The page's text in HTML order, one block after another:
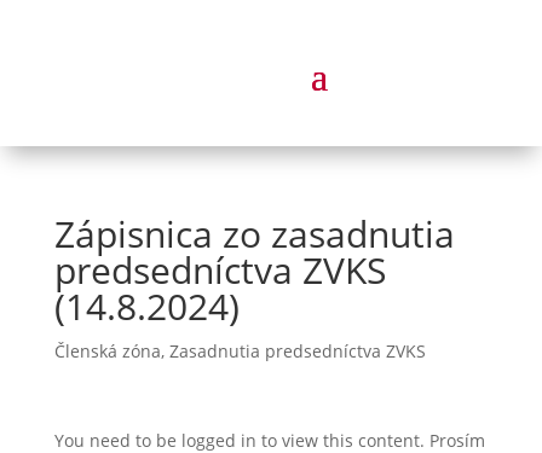
Zápisnica zo zasadnutia
predsedníctva ZVKS
(14.8.2024)
Členská zóna, Zasadnutia predsedníctva ZVKS
You need to be logged in to view this content. Prosím